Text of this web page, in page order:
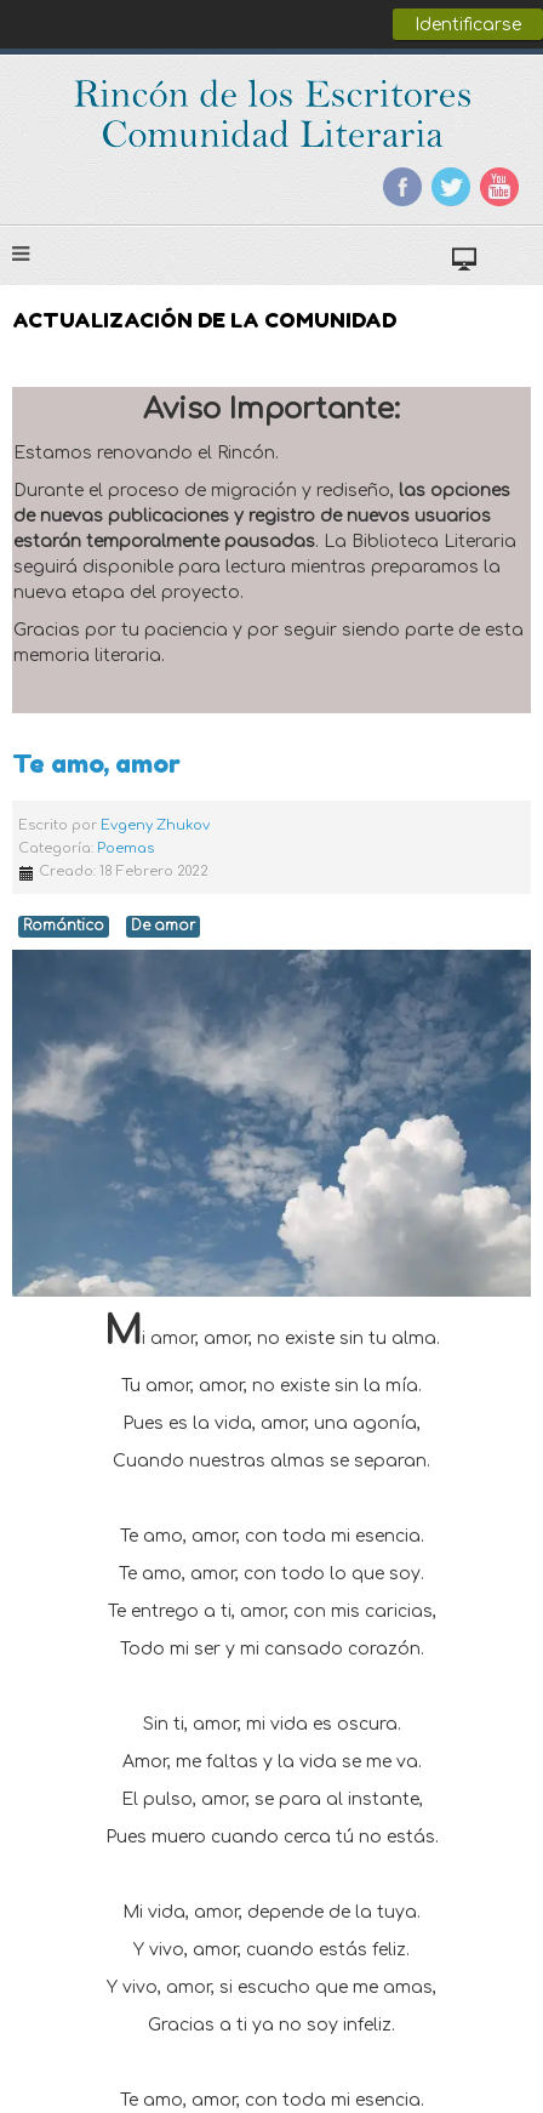
Identificarse
ACTUALIZACIÓN DE LA COMUNIDAD
Aviso Importante:
Estamos renovando el Rincón.
Durante el proceso de migración y rediseño, las opciones
de nuevas publicaciones y registro de nuevos usuarios
estarán temporalmente pausadas. La Biblioteca Literaria
seguirá disponible para lectura mientras preparamos la
nueva etapa del proyecto.
Gracias por tu paciencia y por seguir siendo parte de esta
memoria literaria.
Te amo, amor
Escrito por Evgeny Zhukov
Categoría: Poemas
Creado: 18 Febrero 2022
Romántico De amor
M i amor, amor, no existe sin tu alma.
Tu amor, amor, no existe sin la mía.
Pues es la vida, amor, una agonía,
Cuando nuestras almas se separan.
Te amo, amor, con toda mi esencia.
Te amo, amor, con todo lo que soy.
Te entrego a ti, amor, con mis caricias,
Todo mi ser y mi cansado corazón.
Sin ti, amor, mi vida es oscura.
Amor, me faltas y la vida se me va.
El pulso, amor, se para al instante,
Pues muero cuando cerca tú no estás.
Mi vida, amor, depende de la tuya.
Y vivo, amor, cuando estás feliz.
Y vivo, amor, si escucho que me amas,
Gracias a ti ya no soy infeliz.
Te amo, amor, con toda mi esencia.